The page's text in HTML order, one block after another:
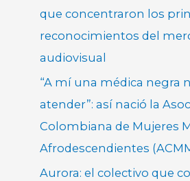
que concentraron los
reconocimientos del
audiovisual
“A mí una médica negra
atender”: así nació la
Colombiana de Mujeres
Afrodescendientes
Aurora: el colectivo que